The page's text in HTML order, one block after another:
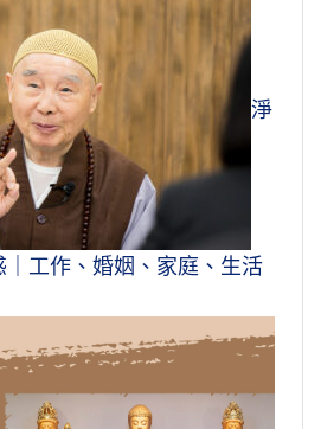
淨
｜工作、婚姻、家庭、生活